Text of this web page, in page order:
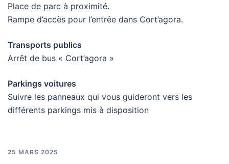
Place de parc à proximité.
Rampe d’accès pour l’entrée dans Cort’agora.
Transports publics
Arrêt de bus « Cort’agora »
Parkings voitures
Suivre les panneaux qui vous guideront vers les
différents parkings mis à disposition
25 MARS 2025